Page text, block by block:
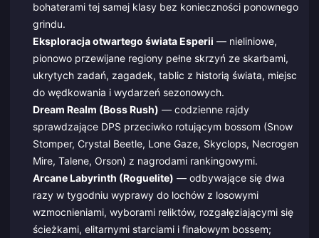
bohaterami tej samej klasy bez konieczności ponownego
grindu.
Eksploracja otwartego świata Esperii — nieliniowe,
pionowo przewijane regiony pełne skrzyń ze skarbami,
ukrytych zadań, zagadek, tablic z historią świata, miejsc
do wędkowania i wydarzeń sezonowych.
Dream Realm (Boss Rush) — codzienne rajdy
sprawdzające DPS przeciwko rotującym bossom (Snow
Stomper, Crystal Beetle, Lone Gaze, Skyclops, Necrogen
Mire, Talene, Orson) z nagrodami rankingowymi.
Arcane Labyrinth (Roguelite) — odbywające się dwa
razy w tygodniu wyprawy do lochów z losowymi
wzmocnieniami, wyborami reliktów, rozgałęziającymi się
ścieżkami, elitarnymi starciami i finałowym bossem;